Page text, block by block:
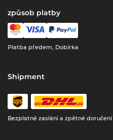
způsob platby
Platba předem, Dobírka
Shipment
Bezplatné zaslání a zpětné doručení